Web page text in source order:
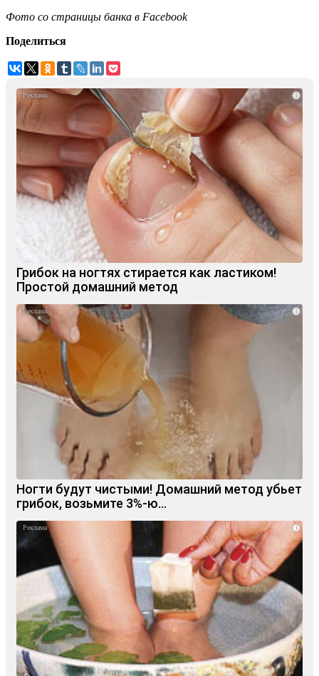
Фото со страницы банка в Facebook
Поделиться
i
Грибок на ногтях стирается как ластиком!
Простой домашний метод
i
Ногти будут чистыми! Домашний метод убьет
грибок, возьмите 3%-ю…
i